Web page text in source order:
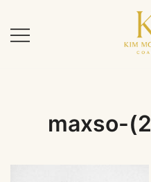
Inhalt
springen
maxso-